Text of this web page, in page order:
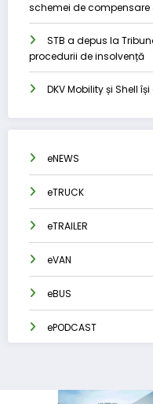
schemei de
STB a depus la
procedurii de insolvență
DKV Mobility și Shell
eNEWS
eTRUCK
eTRAILER
eVAN
eBUS
ePODCAST